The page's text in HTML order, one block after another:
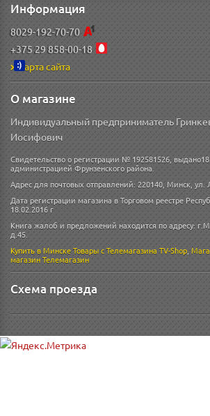
Информация
8029-192-70-70
+375 29 858-00-18
Карта сайта
О магазине
Индивидуальный предприниматель
Иосифович
Свидетельство о регистрации № 192581526,
администрацией Фрунзенского района.
Адрес для почтовых отправлений: 220140, Минск, ул.
Дата регистрации магазина в Торговом реестре
18.02.2016 г
Книга жалоб и предложений находится по адресу:
д.45.
Купить в МинскеТовары с Телемагазина TV-Shop,
магазинТелемагазин
Схема проезда